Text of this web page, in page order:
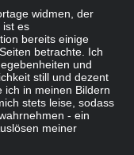
widmen, der
ist es
bereits einige
betrachte. Ich
und
still und dezent
ich in meinen Bildern
stets leise, sodass
- ein
meiner